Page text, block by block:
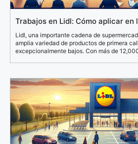
Trabajos en Lidl: Cómo aplicar en
Lidl, una importante cadena de
amplia variedad de productos de primera
excepcionalmente bajos. Con más de